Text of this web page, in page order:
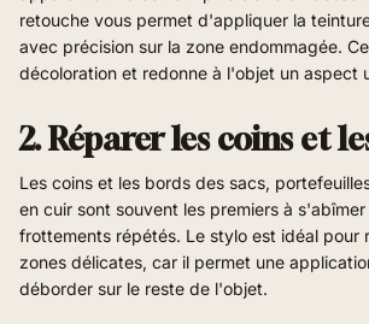
retouche vous permet d'appliquer la
avec précision sur la zone endommagée.
décoloration et redonne à l'objet un aspect
2. Réparer les coins et
Les coins et les bords des sacs,
en cuir sont souvent les premiers à
frottements répétés. Le stylo est idéal pour
zones délicates, car il permet une
déborder sur le reste de l'objet.